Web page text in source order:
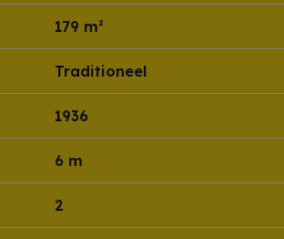
179 m²
Traditioneel
1936
6 m
2